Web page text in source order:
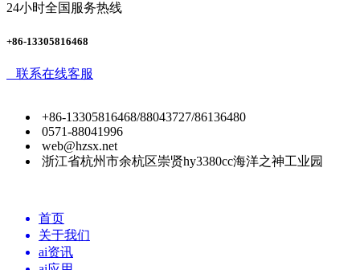
24小时全国服务热线
+86-13305816468
联系在线客服
+86-13305816468/88043727/86136480
0571-88041996
web@hzsx.net
浙江省杭州市余杭区崇贤hy3380cc海洋之神工业园
首页
关于我们
ai资讯